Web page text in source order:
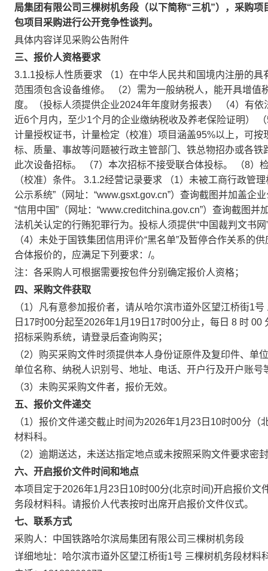
局集团有限公司三棵树机务段（以下简称“三机”），采购
包项目采购进行公开竞争性谈判。
具体内容详见采购公告附件
三、报价人资格要求
3.1.1投标人性质要求 （1）在中华人民共和国境内注册的
范围须包含设备维修。 （2）需为一般纳税人，能开具增
度。（投标人须提供企业2024年年度财务报表） （4）有
近6个月内，至少1个月的企业缴纳税收及养老保险证明）
计量授权证书，计量检定（校准）项目涵盖95%以上，可
标、质量、事故等问题被行政主管部门、铁总物招办或各
此次设备招标。 （7）本次招标不接受联合体投标。 （8）
（校准）条件。 3.1.2经营记录要求 （1）未被工商行政管
公示系统”（网址：“www.gsxt.gov.cn”）查询截图并加盖
“信用中国”（网址：“www.creditchina.gov.cn”）查询截图
法机关认定的行贿犯罪行为。投标人须提供“中国裁判文书
（4）未处于国铁集团信用评价“黑名单”及暂停合作关系的
合体报价的，应满足下列要求：/。
注：各采购人可根据需要按包件分别确定报价人资格；
四、采购文件获取
（1）凡有意参加报价者，请从哈尔滨市道外区望江桥街1
日17时00分起至2026年1月19日17时00分止，每日 8 时
招标采购系统，请登录后查询购买；
（2）购买采购文件时须提供本人身份证原件及复印件、
单位名称、纳税人识别号、地址、电话、开户行及开户账号
（3）未购买采购文件者，报价无效。
五、报价文件递交
（1）报价文件递交截止时间为2026年1月23日10时00分
材料科。
（2）逾期送达，未送达指定地点或未按照采购文件要求密
六、开启报价文件时间和地点
本项目定于2026年1月23日10时00分(北京时间)开启报价
务段材料科。请报价人代表按时出席开启报价文件仪式。
七、联系方式
采购人：中国铁路哈尔滨局集团有限公司三棵树机务段
详细地址：哈尔滨市道外区望江桥街1号 三棵树机务段材料